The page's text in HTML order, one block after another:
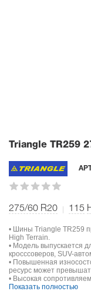
Triangle TR259
275/60 R20 115
• Шины Triangle TR259
High Terrain.
• Модель выпускается
кросссоверов, SUV-
• Повышенная
ресурс может
• Высокая
Показать полностью